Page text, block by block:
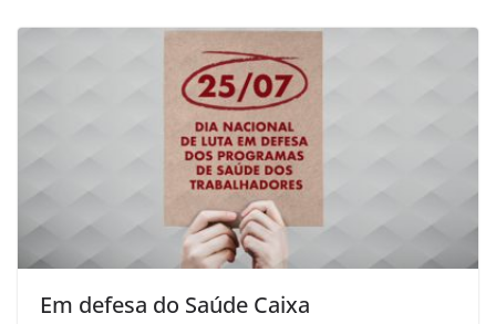
Em defesa do Saúde Caixa